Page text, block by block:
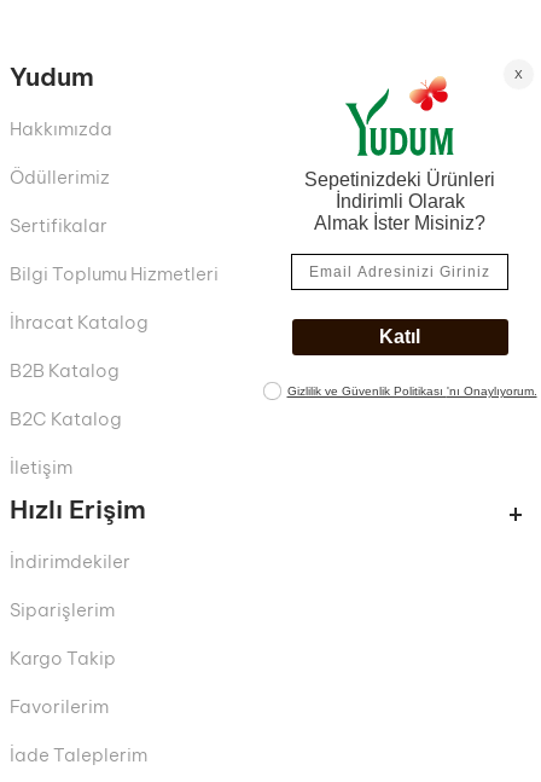
Yudum
Hakkımızda
Ödüllerimiz
Sertifikalar
Bilgi Toplumu Hizmetleri
İhracat Katalog
B2B Katalog
B2C Katalog
İletişim
Hızlı Erişim
İndirimdekiler
Siparişlerim
Kargo Takip
Favorilerim
İade Taleplerim